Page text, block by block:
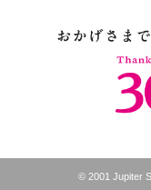
© 2001 Jupiter